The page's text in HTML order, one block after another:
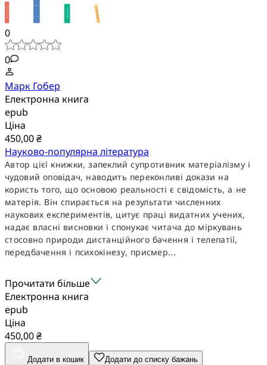
0
0
Марк Гобер
Електронна книга
epub
Ціна
450,00 ₴
Науково-популярна література
Автор цієї книжки, запеклий супротивник матеріалізму і
чудовий оповідач, наводить переконливі докази на
користь того, що основою реальності є свідомість, а не
матерія. Він спирається на результати численних
наукових експериментів, цитує праці видатних учених,
надає власні висновки і спонукає читача до міркувань
стосовно природи дистанційного бачення і телепатії,
передбачення і психокінезу, присмер...
Прочитати більше
Електронна книга
epub
Ціна
450,00 ₴
Додати в кошик Додати до списку бажань